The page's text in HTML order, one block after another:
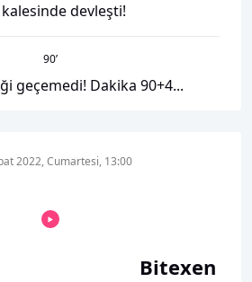
kalesinde devleşti!
90’
geçemedi! Dakika 90+4...
2022, Cumartesi, 13:00
Bitexen